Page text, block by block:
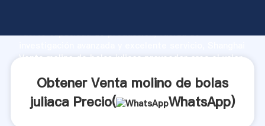
fuerte capacidad de producción, fuerza de
Venta molino de bolas juliaca proveedor crea el valor
Obtener Venta molino de bolas
juliaca Precio(
WhatsApp)